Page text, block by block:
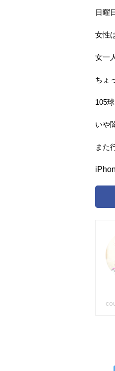
日曜
女性
女一
ちょ
105
いや
また